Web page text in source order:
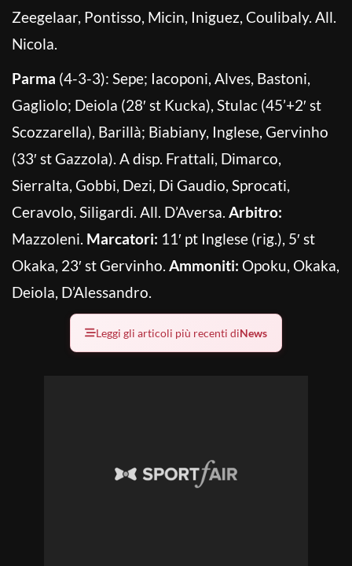
Zeegelaar, Pontisso, Micin, Iniguez, Coulibaly. All.
Nicola.
Parma (4-3-3): Sepe; Iacoponi, Alves, Bastoni,
Gagliolo; Deiola (28′ st Kucka), Stulac (45’+2′ st
Scozzarella), Barillà; Biabiany, Inglese, Gervinho
(33′ st Gazzola). A disp. Frattali, Dimarco,
Sierralta, Gobbi, Dezi, Di Gaudio, Sprocati,
Ceravolo, Siligardi. All. D’Aversa. Arbitro:
Mazzoleni. Marcatori: 11′ pt Inglese (rig.), 5′ st
Okaka, 23′ st Gervinho. Ammoniti: Opoku, Okaka,
Deiola, D’Alessandro.
Leggi gli articoli più recenti diNews